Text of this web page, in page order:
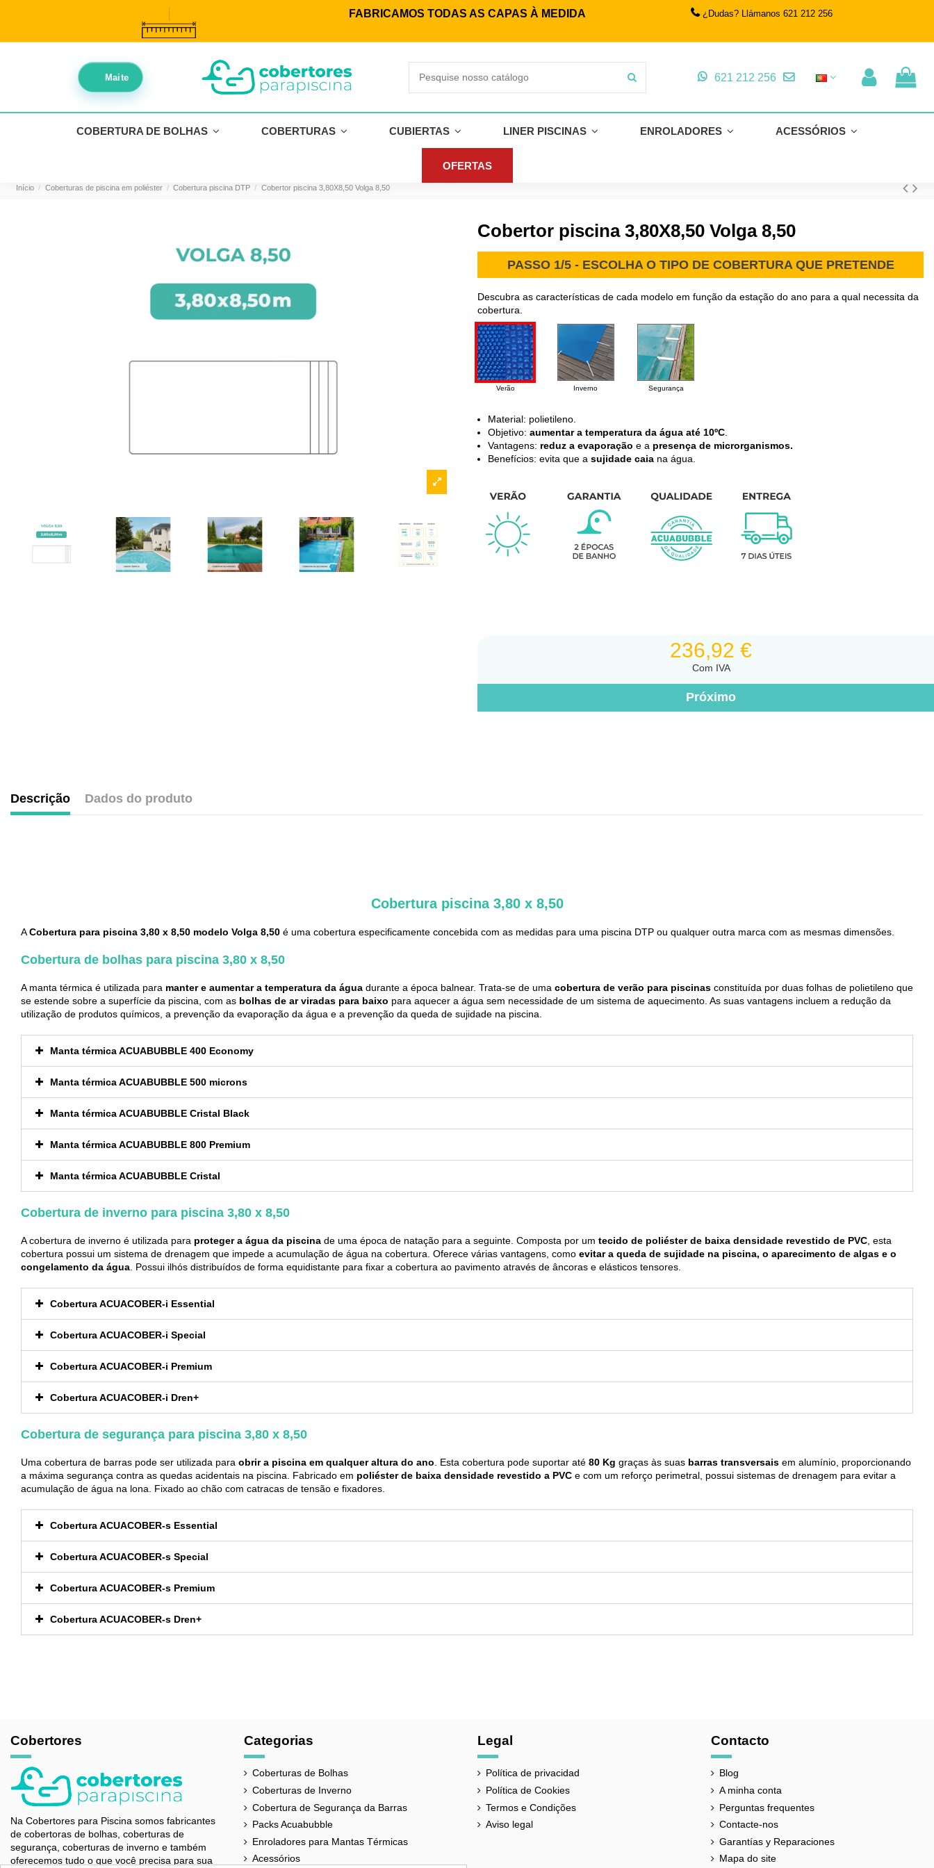
FABRICAMOS TODAS AS CAPAS À MEDIDA ¿Dudas? Llámanos 621 212 256
Maite 621 212 256
COBERTURA DE BOLHAS COBERTURAS CUBIERTAS LINER PISCINAS ENROLADORES ACESSÓRIOS
OFERTAS
Início Coberturas de piscina em poliéster Cobertura piscina DTP Cobertor piscina 3,80X8,50 Volga 8,50
Cobertor piscina 3,80X8,50 Volga 8,50
PASSO 1/5 - ESCOLHA O TIPO DE COBERTURA QUE PRETENDE
Descubra as características de cada modelo em função da estação do ano para a qual necessita da
cobertura.
Verão Inverno Segurança
Material: polietileno.
Objetivo: aumentar a temperatura da água até 10ºC
Vantagens: reduz a evaporação e a presença de microrganismos.
Benefícios: evita que a sujidade caia na água.
236,92 €
Com IVA
Descrição Dados do produto
Cobertura piscina 3,80 x 8,50
ACobertura para piscina 3,80 x 8,50 modelo Volga 8,50 é uma cobertura especificamente concebida com as medidas para uma piscina DTP ou qualquer outra marca com as mesmas dimensões.
Cobertura de bolhas para piscina 3,80 x 8,50
A manta térmica é utilizada para manter e aumentar a temperatura da água durante a época balnear. Trata-se de uma cobertura de verão para piscinas constituída por duas folhas de polietileno que
se estende sobre a superfície da piscina, com as bolhas de ar viradas para baixo para aquecer a água sem necessidade de um sistema de aquecimento. As suas vantagens incluem a redução da
utilização de produtos químicos, a prevenção da evaporação da água e a prevenção da queda de sujidade na piscina.
Manta térmica ACUABUBBLE 400 Economy
Manta térmica ACUABUBBLE 500 microns
Manta térmica ACUABUBBLE Cristal Black
Manta térmica ACUABUBBLE 800 Premium
Manta térmica ACUABUBBLE Cristal
Cobertura de inverno para piscina 3,80 x 8,50
A cobertura de inverno é utilizada para proteger a água da piscina de uma época de natação para a seguinte. Composta por um tecido de poliéster de baixa densidade revestido de PVC , esta
cobertura possui um sistema de drenagem que impede a acumulação de água na cobertura. Oferece várias vantagens, como evitar a queda de sujidade na piscina, o aparecimento de algas e o
congelamento da água . Possui ilhós distribuídos de forma equidistante para fixar a cobertura ao pavimento através de âncoras e elásticos tensores.
Cobertura ACUACOBER-i Essential
Cobertura ACUACOBER-i Special
Cobertura ACUACOBER-i Premium
Cobertura ACUACOBER-i Dren+
Cobertura de segurança para piscina 3,80 x 8,50
Uma cobertura de barras pode ser utilizada para obrir a piscina em qualquer altura do ano . Esta cobertura pode suportar até 80 Kg graças às suas barras transversais em alumínio, proporcionando
a máxima segurança contra as quedas acidentais na piscina. Fabricado em poliéster de baixa densidade revestido a PVC e com um reforço perimetral, possui sistemas de drenagem para evitar a
acumulação de água na lona. Fixado ao chão com catracas de tensão e fixadores.
Cobertura ACUACOBER-s Essential
Cobertura ACUACOBER-s Special
Cobertura ACUACOBER-s Premium
Cobertura ACUACOBER-s Dren+
Cobertores
Na Cobertores para Piscina somos fabricantes
de cobertoras de bolhas, coberturas de
segurança, coberturas de inverno e também
oferecemos tudo o que você precisa para sua
Categorias
Coberturas de Bolhas
Coberturas de Inverno
Cobertura de Segurança da Barras
Packs Acuabubble
Enroladores para Mantas Térmicas
Acessórios
Legal
Política de privacidad
Política de Cookies
Termos e Condições
Aviso legal
Contacto
Blog
A minha conta
Perguntas frequentes
Contacte-nos
Garantías y Reparaciones
Mapa do site